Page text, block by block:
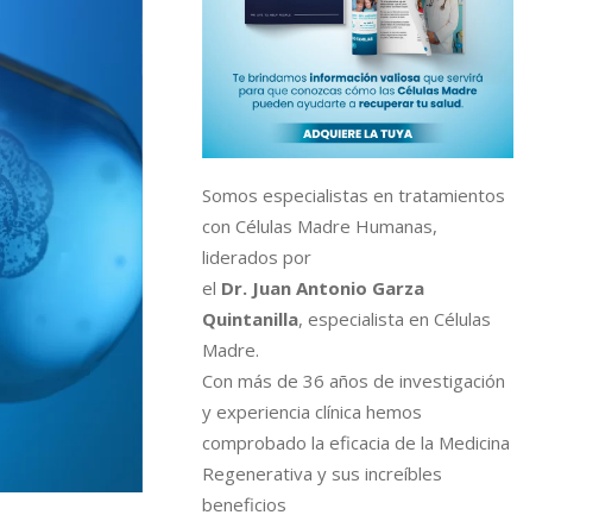
Somos especialistas en tratamientos
con Células Madre Humanas,
liderados por
el Dr. Juan Antonio Garza
Quintanilla, especialista en Células
Madre.
Con más de 36 años de investigación
y experiencia clínica hemos
comprobado la eficacia de la Medicina
Regenerativa y sus increíbles
beneficios